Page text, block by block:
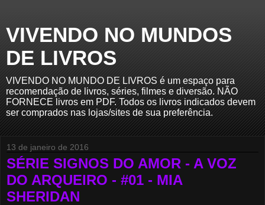
VIVENDO NO MUNDOS
DE LIVROS
VIVENDO NO MUNDO DE LIVROS é um espaço para
recomendação de livros, séries, filmes e diversão. NÃO
FORNECE livros em PDF. Todos os livros indicados devem
ser comprados nas lojas/sites de sua preferência.
13 de janeiro de 2016
SÉRIE SIGNOS DO AMOR - A VOZ
DO ARQUEIRO - #01 - MIA
SHERIDAN